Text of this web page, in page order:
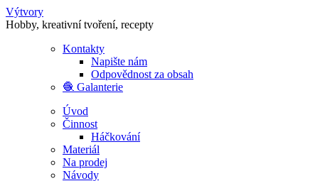
Výtvory
Hobby, kreativní tvoření, recepty
Kontakty
Napište nám
Odpovědnost za obsah
🧶 Galanterie
Úvod
Činnost
Háčkování
Materiál
Na prodej
Návody